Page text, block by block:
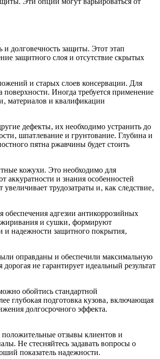
долговечность защиты. Этот этап
защитного слоя и отсутствие скрытых
и старых слоев консервации. Для
Иногда требуется применение
материалов и квалификации
дефекты‚ их необходимо устранить до
шпатлевание и грунтование. Глубина и
пятна ржавчины будет стоить
кожухи. Это необходимо для
аккуратности и знания особенностей
трудозатраты и‚ как следствие‚
адгезии антикоррозийных
и сушки‚ формируют
и надежности защитного покрытия‚
оправданы и обеспечили максимальную
не гарантирует идеальный результат
обойтись стандартной
глубокая подготовка кузова‚ включающая
долгосрочного эффекта.
отзывы клиентов и
Не стесняйтесь задавать вопросы о
показатель надежности.